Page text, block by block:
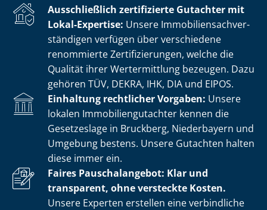
Ausschließlich zertifizierte Gutachter mit
Lokal-Expertise: Unsere Im­mo­bi­li­en­sach­ver­
stän­di­gen verfügen über verschiedene
renommierte Zer­ti­fi­zie­run­gen, welche die
Qualität ihrer Wertermittlung bezeugen. Dazu
gehören TÜV, DEKRA, IHK, DIA und EIPOS.
Einhaltung rechtlicher Vorgaben: Unsere
lokalen Im­mo­bi­li­en­gut­ach­ter kennen die
Gesetzeslage in Bruckberg, Niederbayern und
Umgebung bestens. Unsere Gutachten halten
diese immer ein.
Faires Pauschalangebot: Klar und
transparent, ohne versteckte Kosten.
Unsere Experten erstellen eine verbindliche